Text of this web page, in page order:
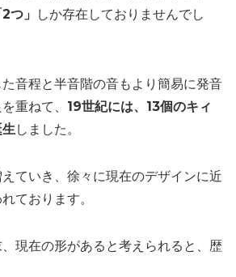
2つ」
しか存在しておりませんでし
音程と半音階の音もより簡易に発音
重ねて、 19世紀には、13個のキィ
しました。
ていき、徐々に現在のデザインに近
ております。
現在の形があると考えられると、歴